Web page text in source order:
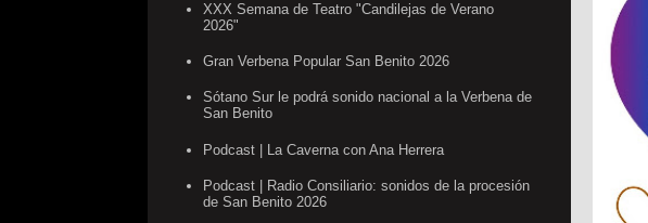
XXX Semana de Teatro "Candilejas de Verano
2026"
Gran Verbena Popular San Benito 2026
Sótano Sur le podrá sonido nacional a la Verbena de
San Benito
Podcast | La Caverna con Ana Herrera
Podcast | Radio Consiliario: sonidos de la procesión
de San Benito 2026